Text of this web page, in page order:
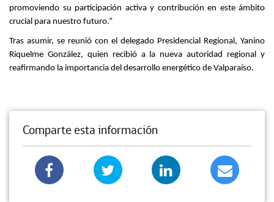
promoviendo su participación activa y contribución en este ámbito
crucial para nuestro futuro.”
Tras asumir, se reunió con el delegado Presidencial Regional, Yanino
Riquelme González, quien recibió a la nueva autoridad regional y
reafirmando la importancia del desarrollo energético de Valparaíso.
Comparte esta información